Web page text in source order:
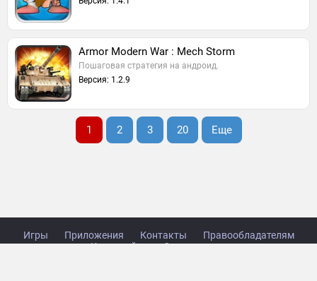
Armor Modern War : Mech Storm
Пошаговая стратегия на андроид.
Версия: 1.2.9
1 2 3 20 Еще
Игры Приложения Контакты
Правообладателям
Карта сайта
Стол заказов